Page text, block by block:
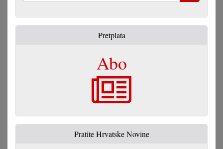
Pretplata
Abo
Pratite Hrvatske Novine